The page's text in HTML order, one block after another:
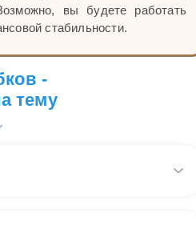
вы будете работать
стабильности.
-
тему